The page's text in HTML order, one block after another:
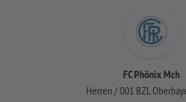
FC Phönix Mch
Herren / 001 BZL